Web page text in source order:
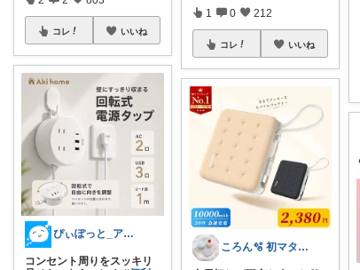
コレ いいね
ぴぃぽっと_アイコン画像変えました⭐️
コンセント周りをスッキリ
1 0 212
コレ いいね
ころん🫧 初マタ×かわいい暮らし